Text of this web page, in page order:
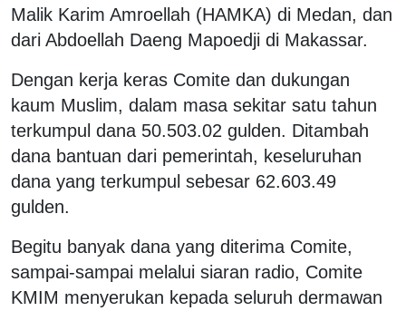
Malik Karim Amroellah (HAMKA) di Medan, dan
dari Abdoellah Daeng Mapoedji di Makassar.
Dengan kerja keras Comite dan dukungan
kaum Muslim, dalam masa sekitar satu tahun
terkumpul dana 50.503.02 gulden. Ditambah
dana bantuan dari pemerintah, keseluruhan
dana yang terkumpul sebesar 62.603.49
gulden.
Begitu banyak dana yang diterima Comite,
sampai-sampai melalui siaran radio, Comite
KMIM menyerukan kepada seluruh dermawan